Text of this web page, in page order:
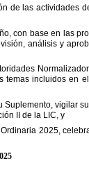
de las actividades
con base en las
análisis y
temas incluidos en el
Suplemento, vigilar su
de la LIC, y
Ordinaria 2025,